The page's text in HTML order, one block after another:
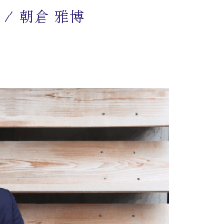
/ 朝倉 雅博